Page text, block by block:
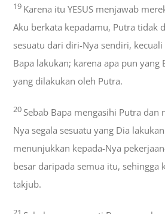
19 Karena itu YESUS menjawab
Aku berkata kepadamu, Putra tidak
sesuatu dari diri-Nya sendiri,
Bapa lakukan; karena apa pun yang
yang dilakukan oleh Putra.
20 Sebab Bapa mengasihi Putra dan
Nya segala sesuatu yang Dia
menunjukkan kepada-Nya
besar daripada semua itu, sehingga
takjub.